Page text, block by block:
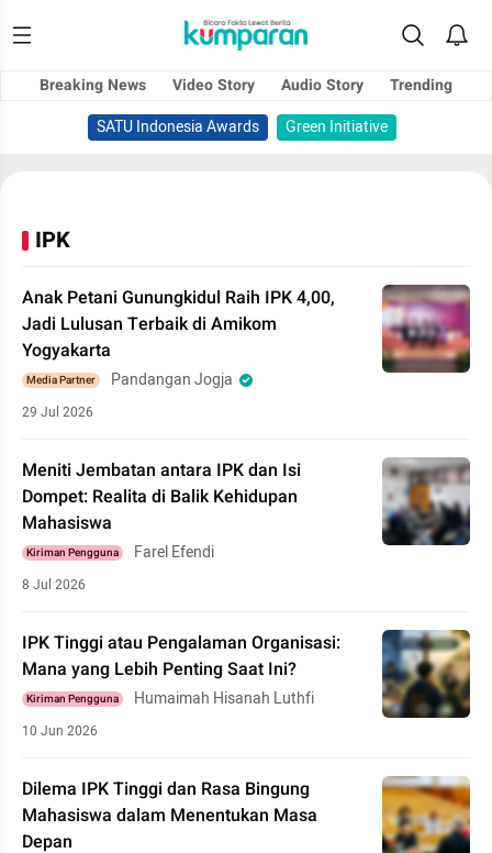
Breaking News Video Story Audio Story
Trending
SATU Indonesia Awards
Green Initiative
IPK
Anak Petani Gunungkidul Raih IPK 4,00,
Jadi Lulusan Terbaik di Amikom
Yogyakarta
Media Partner Pandangan Jogja
29 Jul 2026
Meniti Jembatan antara IPK dan Isi
Dompet: Realita di Balik Kehidupan
Mahasiswa
Kiriman Pengguna Farel Efendi
8 Jul 2026
IPK Tinggi atau Pengalaman Organisasi:
Mana yang Lebih Penting Saat Ini?
Kiriman Pengguna Humaimah Hisanah Luthfi
10 Jun 2026
Dilema IPK Tinggi dan Rasa Bingung
Mahasiswa dalam Menentukan Masa
Depan